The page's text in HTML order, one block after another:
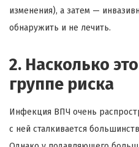
изменения), а затем —
обнаружить и не лечить.
2. Насколько
группе риска
Инфекция ВПЧ очень
с ней сталкивается